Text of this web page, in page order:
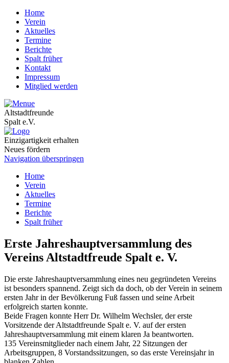
Home
Verein
Aktuelles
Termine
Berichte
Spalt früher
Kontakt
Impressum
Mitglied werden
Altstadtfreunde
Spalt e.V.
Einzigartigkeit erhalten
Neues fördern
Navigation überspringen
Home
Verein
Aktuelles
Termine
Berichte
Spalt früher
Erste Jahreshauptversammlung des
Vereins Altstadtfreude Spalt e. V.
Die erste Jahreshauptversammlung eines neu gegründeten Vereins
ist besonders spannend. Zeigt sich da doch, ob der Verein in seinem
ersten Jahr in der Bevölkerung Fuß fassen und seine Arbeit
erfolgreich starten konnte.
Beide Fragen konnte Herr Dr. Wilhelm Wechsler, der erste
Vorsitzende der Altstadtfreunde Spalt e. V. auf der ersten
Jahreshauptversammlung mit einem klaren Ja beantworten.
135 Vereinsmitglieder nach einem Jahr, 22 Sitzungen der
Arbeitsgruppen, 8 Vorstandssitzungen, so das erste Vereinsjahr in